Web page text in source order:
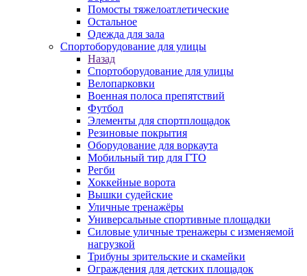
Помосты тяжелоатлетические
Остальное
Одежда для зала
Спортоборудование для улицы
Назад
Спортоборудование для улицы
Велопарковки
Военная полоса препятствий
Футбол
Элементы для спортплощадок
Резиновые покрытия
Оборудование для воркаута
Мобильный тир для ГТО
Регби
Хоккейные ворота
Вышки судейские
Уличные тренажёры
Универсальные спортивные площадки
Силовые уличные тренажеры с изменяемой
нагрузкой
Трибуны зрительские и скамейки
Ограждения для детских площадок